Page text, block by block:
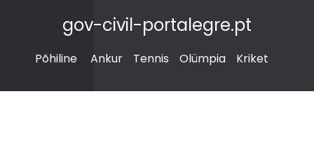
gov-civil-portalegre.pt
Põhiline Ankur Tennis Olümpia Kriket